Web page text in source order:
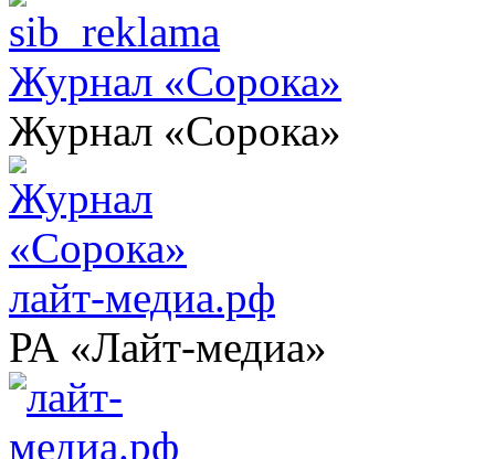
Журнал «Сорока»
Журнал «Сорока»
лайт-медиа.рф
РА «Лайт-медиа»